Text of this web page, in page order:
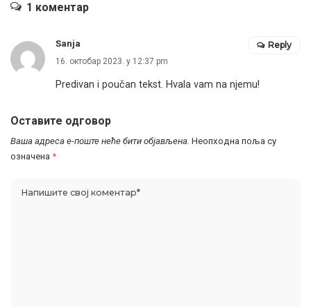
1 коментар
Sanja
16. октобар 2023. у 12:37 pm
Predivan i poučan tekst. Hvala vam na njemu!
Reply
Оставите одговор
Ваша адреса е-поште неће бити објављена. Неопходна поља су
означена *